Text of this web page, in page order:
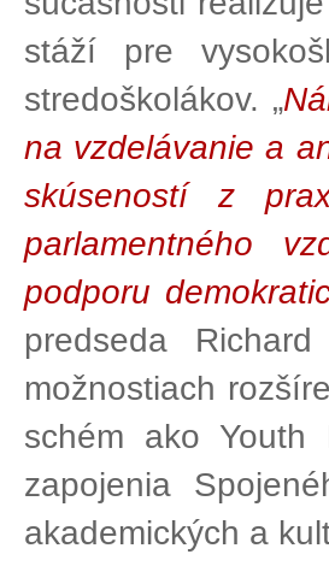
stáží pre
stredoškolákov. „
na vzdelávanie a
skúseností z
parlamentného
podporu
predseda
možnostiach
schém ako Youth
zapojenia
akademických a